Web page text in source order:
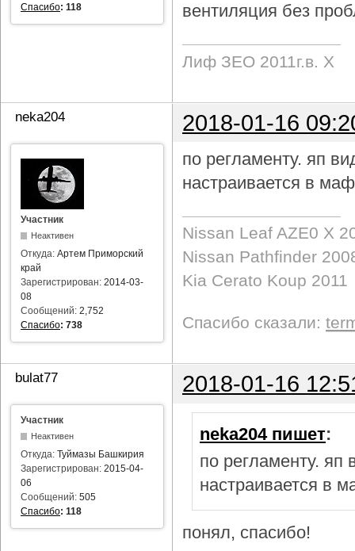
Спасибо: 118
вентиляция без
Лиф ЗЕО 2011г.в. Х
neka204 2018-01-16
Участник
Неактивен
Откуда: Артем Приморский
край
Зарегистрирован: 2014-03-
08
Сообщений: 2,752
Спасибо: 738
по регламенту. яп
настраивается в
Nissan Leaf AZE0 X
Nissan Pathfinder
Kia Cerato Koup 2011
Спасибо сказали:
bulat77 2018-01-16
Участник
Неактивен
Откуда: Туймазы Башкирия
Зарегистрирован: 2015-04-
06
Сообщений: 505
Спасибо: 118
neka204 пишет:
по регламенту.
настраивается в
понял, спасибо!